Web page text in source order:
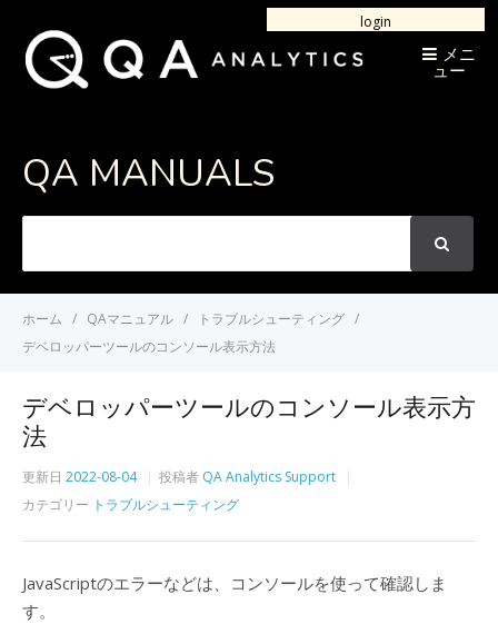
login
メニ
ュー
QA MANUALS
葉
を
索
ホーム QAマニュアル
トラブルシューティング
デベロッパーツールのコンソール表示方法
デベロッパーツールのコンソール表示方
法
更新日 2022-08-04 投稿者 QA Analytics Support
カテゴリー トラブルシューティング
JavaScriptのエラーなどは、コンソールを使って確認しま
す。